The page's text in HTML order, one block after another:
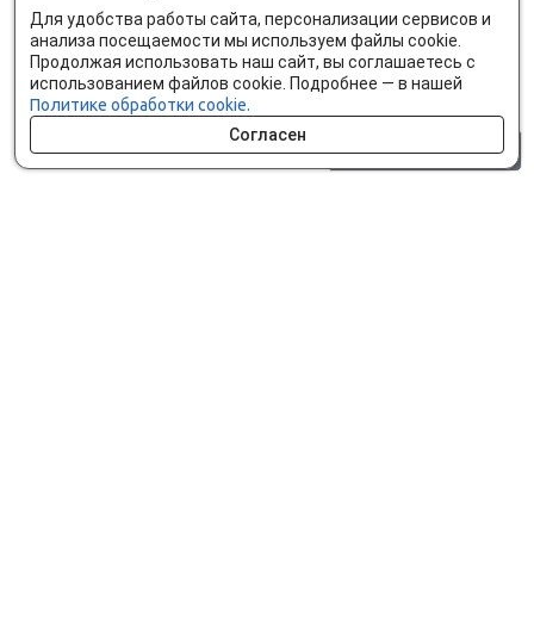
Для удобства работы сайта, персонализации сервисов и
анализа посещаемости мы используем файлы cookie.
Продолжая использовать наш сайт, вы соглашаетесь с
использованием файлов cookie. Подробнее — в нашей
Политике обработки cookie.
Согласен